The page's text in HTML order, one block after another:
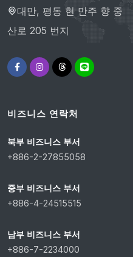
대만, 평동 현 만주 향 중
산로 205 번지
비즈니스 연락처
북부 비즈니스 부서
+886-2-27855058
중부 비즈니스 부서
+886-4-24515515
남부 비즈니스 부서
+886-7-2234000